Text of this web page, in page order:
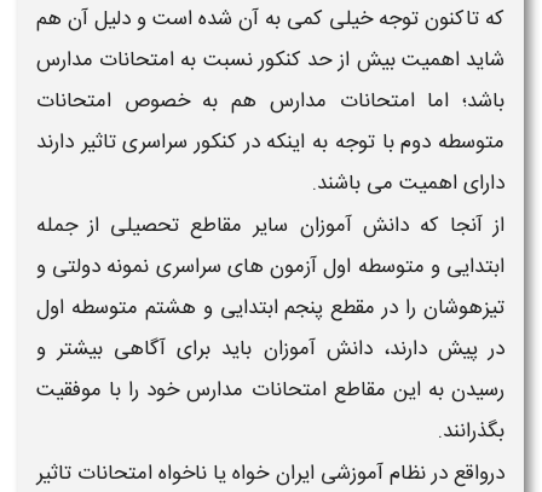
که تاکنون توجه خیلی کمی به آن شده است و دلیل آن هم
شاید اهمیت بیش از حد کنکورنسبت به امتحانات مدارس
باشد؛ اما امتحانات مدارس هم به خصوص امتحانات
متوسطه دوم با توجه به اینکه در کنکور سراسری تاثیر دارند
دارای اهمیت می باشند.
از آنجا که دانش آموزان سایر مقاطع تحصیلی از جمله
ابتدایی و متوسطه اول آزمون های سراسری نمونه دولتی و
تیزهوشان را در مقطع پنجم ابتدایی و هشتم متوسطه اول
در پیش دارند، دانش آموزان باید برای آگاهی بیشتر و
رسیدن به این مقاطعامتحانات مدارسخود را با موفقیت
بگذرانند.
درواقع در نظام آموزشی ایران خواه یا ناخواهامتحانات تاثیر